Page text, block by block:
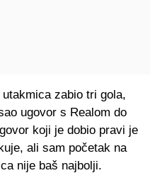
zabio tri gola,
ugovor s Realom do
koji je dobio pravi je
ali sam početak na
nije baš najbolji.